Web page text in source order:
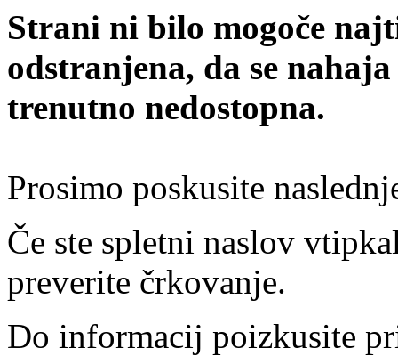
Strani ni bilo mogoče
odstranjena, da se
trenutno nedostopna.
Prosimo poskusite
Če ste spletni naslov
preverite črkovanje.
Do informacij poizkusite